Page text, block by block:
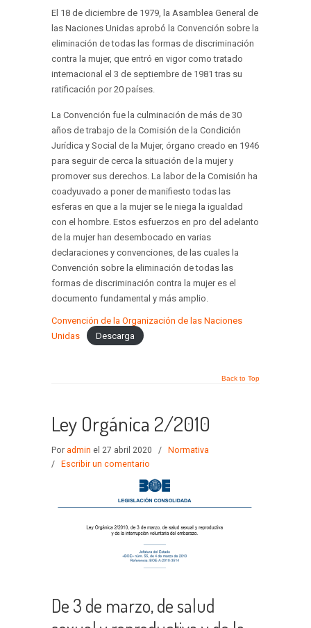
El 18 de diciembre de 1979, la Asamblea General de
las Naciones Unidas aprobó la Convención sobre la
eliminación de todas las formas de discriminación
contra la mujer, que entró en vigor como tratado
internacional el 3 de septiembre de 1981 tras su
ratificación por 20 países.
La Convención fue la culminación de más de 30
años de trabajo de la Comisión de la Condición
Jurídica y Social de la Mujer, órgano creado en 1946
para seguir de cerca la situación de la mujer y
promover sus derechos. La labor de la Comisión ha
coadyuvado a poner de manifiesto todas las
esferas en que a la mujer se le niega la igualdad
con el hombre. Estos esfuerzos en pro del adelanto
de la mujer han desembocado en varias
declaraciones y convenciones, de las cuales la
Convención sobre la eliminación de todas las
formas de discriminación contra la mujer es el
documento fundamental y más amplio.
Convención de la Organización de las Naciones
Unidas
Descarga
Back to Top
Ley Orgánica 2/2010
Por admin el 27 abril 2020 /
Normativa
/
Escribir un comentario
De 3 de marzo, de salud